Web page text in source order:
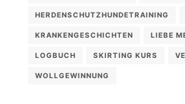
HERDENSCHUTZHUNDETRAINING
KRANKENGESCHICHTEN LIEBE
LOGBUCH SKIRTING KURS
WOLLGEWINNUNG